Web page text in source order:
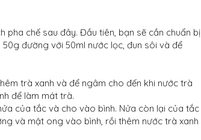
chế sau đây. Đầu tiên, bạn sẽ cần chuẩn bị
đường với 50ml nước lọc, đun sôi và để
trà xanh và để ngâm cho đến khi nước trà
để làm mát trà.
của tắc và cho vào bình. Nửa còn lại của tắc
và mật ong vào bình, rồi thêm nước trà xanh